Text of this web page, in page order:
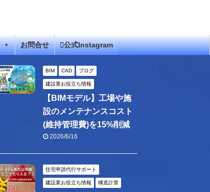
お問合せ 公式Instagram
BIM CAD ブログ
建設業お役立ち情報
【BIMモデル】工場や施
設のメンテナンスコスト
(維持管理費)を15%削減
2026/6/16
住宅申請代行サポート
建設業お役立ち情報 構造計算